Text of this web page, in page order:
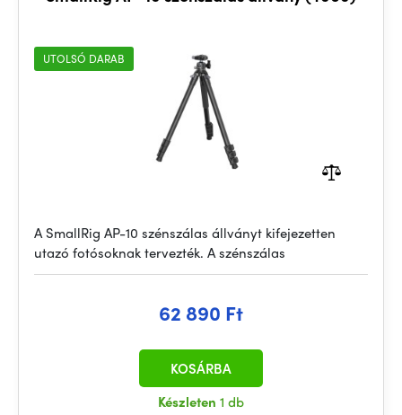
UTOLSÓ DARAB
A SmallRig AP-10 szénszálas állványt kifejezetten
utazó fotósoknak tervezték. A szénszálas
62 890 Ft
Készleten 1 db
KOSÁRBA